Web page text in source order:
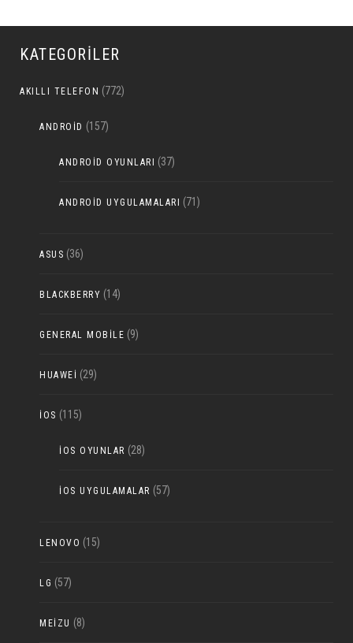
KATEGORILER
AKILLI TELEFON (772)
ANDROID (157)
ANDROID OYUNLARI (37)
ANDROID UYGULAMALARI (71)
ASUS (36)
BLACKBERRY (14)
GENERAL MOBILE (9)
HUAWEI (29)
IOS (115)
IOS OYUNLAR (28)
IOS UYGULAMALAR (57)
LENOVO (15)
LG (57)
MEIZU (8)